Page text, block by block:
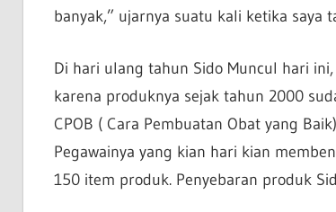
banyak,” ujarnya suatu kali ketika saya
Di hari ulang tahun Sido Muncul hari
karena produknya sejak tahun 2000
CPOB ( Cara Pembuatan Obat yang
Pegawainya yang kian hari kian
150 item produk. Penyebaran produk